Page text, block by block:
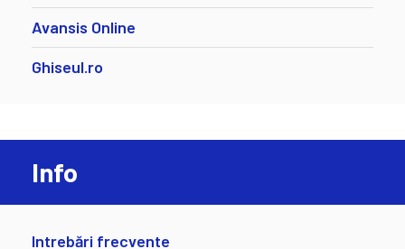
Avansis Online
Ghiseul.ro
Info
Intrebări frecvente